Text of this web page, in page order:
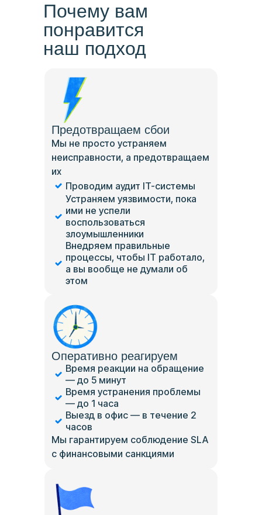
Почему вам
понравится
наш подход
Предотвращаем сбои
Мы не просто устраняем
неисправности, а предотвращаем
их
Проводим аудит IT-системы
Устраняем уязвимости, пока
ими не успели
воспользоваться
злоумышленники
Внедряем правильные
процессы, чтобы IT работало,
а вы вообще не думали об
этом
Оперативно реагируем
Время реакции на обращение
— до 5 минут
Время устранения проблемы
— до 1 часа
Выезд в офис — в течение 2
часов
Мы гарантируем соблюдение SLA
с финансовыми санкциями